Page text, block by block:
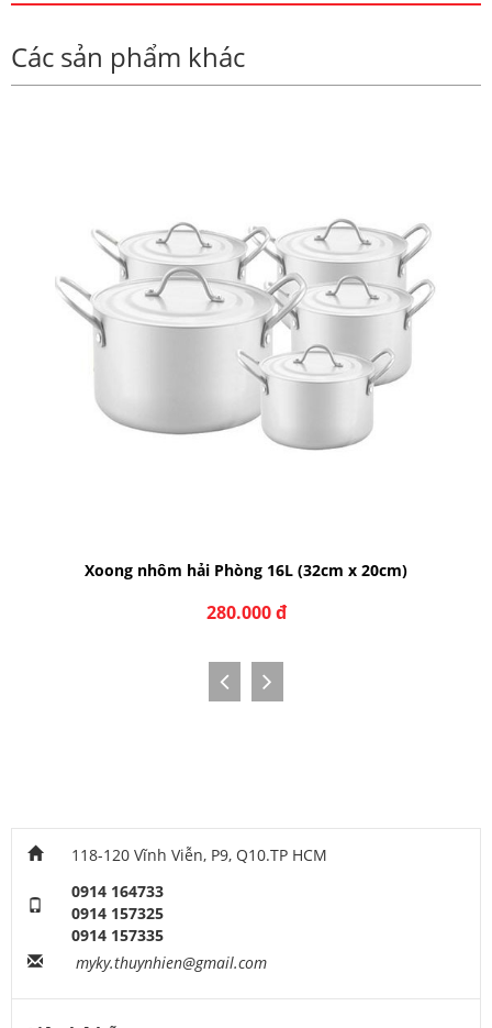
Các sản phẩm khác
Xoong nhôm hải Phòng 16L (32cm x 20cm)
280.000 đ
118-120 Vĩnh Viễn, P9, Q10.TP HCM
0914 164733
0914 157325
0914 157335
myky.thuynhien@gmail.com